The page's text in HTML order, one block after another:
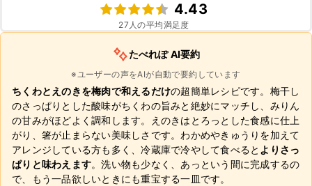
4.43
27 人の平均満足度
たべれぽ AI要約
※ユーザーの声をAIが自動で要約しています
ちくわとえのきを梅肉で和えるだけの超簡単レシピです。梅干し
のさっぱりとした酸味がちくわの旨みと絶妙にマッチし、みりん
の甘みがほどよく調和します。えのきはとろっとした食感に仕上
がり、箸が止まらない美味しさです。わかめやきゅうりを加えて
アレンジしている方も多く、冷蔵庫で冷やして食べると よりさっ
ぱりと味わえます。洗い物も少なく、あっという間に完成するの
で、もう一品欲しいときにも重宝する一皿です。